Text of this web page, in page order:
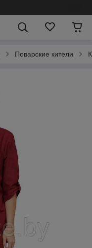
Поварские кители